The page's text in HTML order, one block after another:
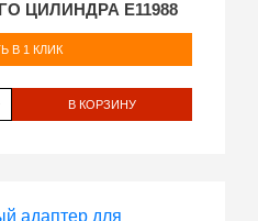
ЦИЛИНДРА E11988
В 1 КЛИК
В КОРЗИНУ